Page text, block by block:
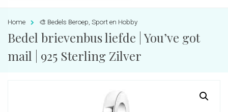
Home 🎨 Bedels Beroep, Sport en Hobby
Bedel brievenbus liefde | You’ve got
mail | 925 Sterling Zilver